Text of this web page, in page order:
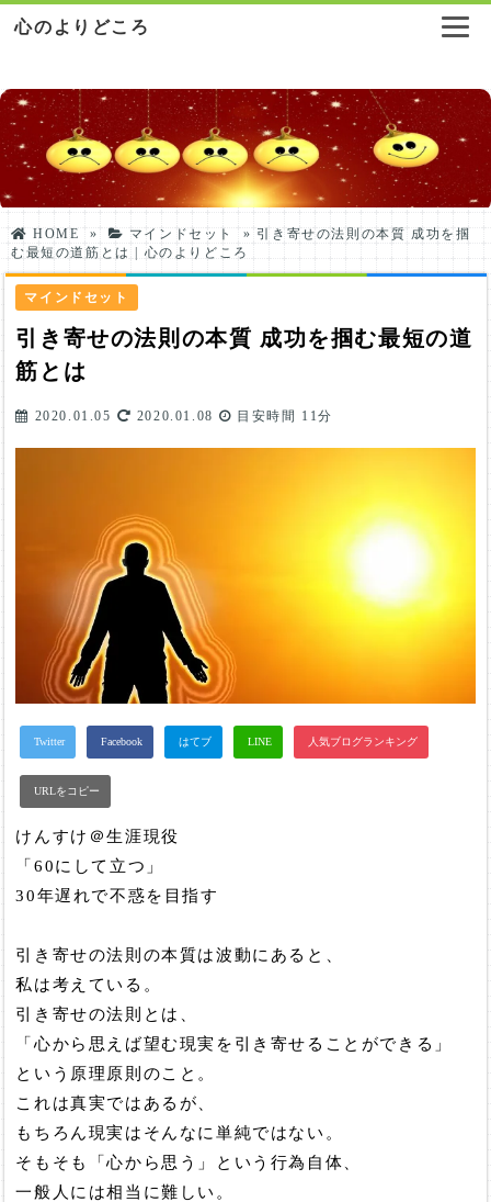
心のよりどころ
HOME » マインドセット » 引き寄せの法則の本質 成功を掴
む最短の道筋とは | 心のよりどころ
マインドセット
引き寄せの法則の本質 成功を掴む最短の道
筋とは
2020.01.05 2020.01.08 目安時間 11分
けんすけ＠生涯現役
「60にして立つ」
30年遅れで不惑を目指す
引き寄せの法則の本質は波動にあると、
私は考えている。
引き寄せの法則とは、
「心から思えば望む現実を引き寄せることができる」
という原理原則のこと。
これは真実ではあるが、
もちろん現実はそんなに単純ではない。
そもそも「心から思う」という行為自体、
一般人には相当に難しい。